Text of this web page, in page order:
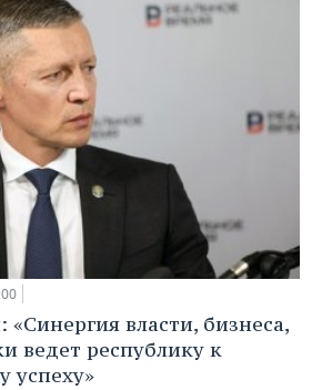
власти, бизнеса,
ведет республику к
успеху»